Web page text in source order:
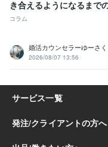
き合えるようになるまで
コラム
婚活カウンセラーゆーさく
2026/08/07 13:56